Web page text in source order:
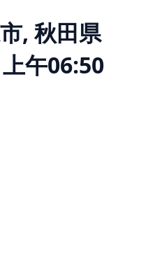
, 秋田県
午06:50